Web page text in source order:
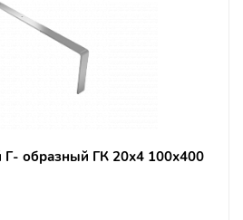
образный ГК 20х4 100х400